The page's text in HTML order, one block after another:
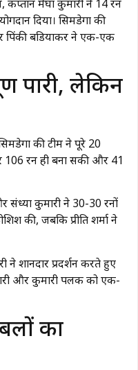
कप्तान मेघा कुमारी ने 14 रन
दिया। सिमडेगा की
पिंकी बडियाकर ने एक-एक
पारी, लेकिन
की टीम ने पूरे 20
रन ही बना सकी और 41
कुमारी ने 30-30 रनों
की, जबकि प्रीति शर्मा ने
शानदार प्रदर्शन करते हुए
और कुमारी पलक को एक-
का